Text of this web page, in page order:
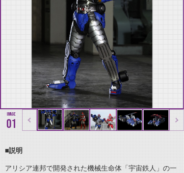
01
■説明
アリシア連邦で開発された機械生命体「宇宙鉄人」の一